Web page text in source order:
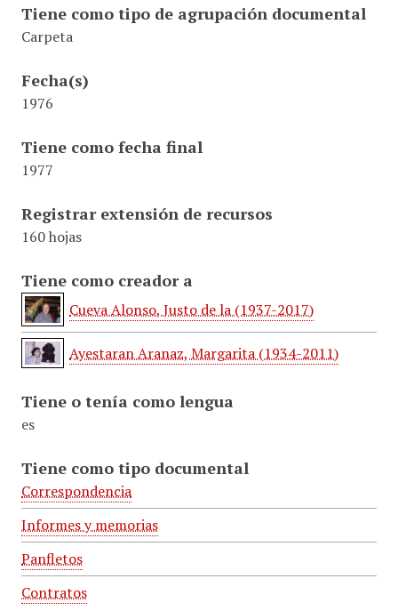
Tiene como tipo de agrupación documental
Carpeta
Fecha(s)
1976
Tiene como fecha final
1977
Registrar extensión de recursos
160 hojas
Tiene como creador a
Cueva Alonso, Justo de la (1937-2017)
Ayestaran Aranaz, Margarita (1934-2011)
Tiene o tenía como lengua
es
Tiene como tipo documental
Correspondencia
Informes y memorias
Panfletos
Contratos